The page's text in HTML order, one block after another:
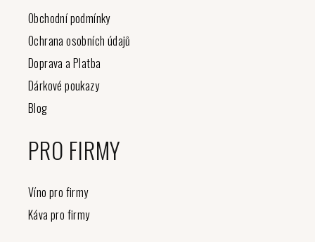
Obchodní podmínky
Ochrana osobních údajů
Doprava a Platba
Dárkové poukazy
Blog
PRO FIRMY
Víno pro firmy
Káva pro firmy